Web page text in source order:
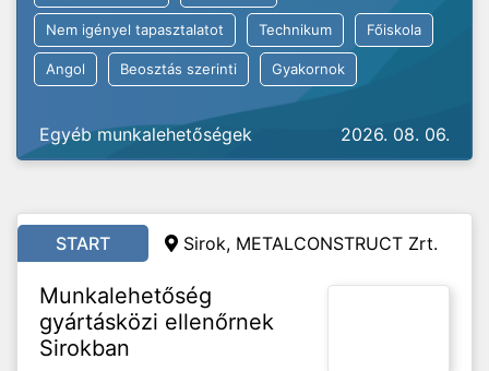
Nem igényel tapasztalatot Technikum Főiskola
Angol Beosztás szerinti Gyakornok
Egyéb munkalehetőségek 2026. 08. 06.
START Sirok, METALCONSTRUCT Zrt.
Munkalehetőség
gyártásközi ellenőrnek
Sirokban